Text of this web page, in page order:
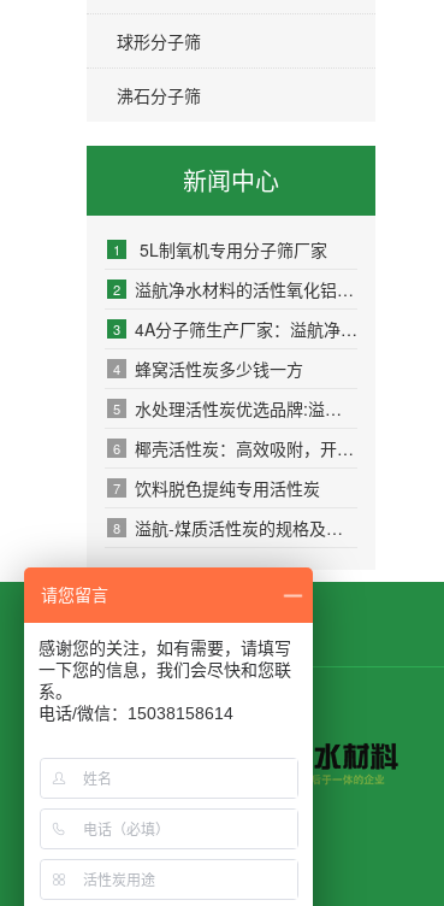
球形分子筛
沸石分子筛
新闻中心
1 5L制氧机专用分子筛厂家
2 溢航净水材料的活性氧化铝球种类及用途
3 4A分子筛生产厂家：溢航净水材料
4 蜂窝活性炭多少钱一方
5 水处理活性炭优选品牌:溢航净水材料
6 椰壳活性炭：高效吸附，开启多元净化新篇章
7 饮料脱色提纯专用活性炭
8 溢航-煤质活性炭的规格及用途优势
请您留言
感谢您的关注，如有需要，请填写
一下您的信息，我们会尽快和您联
系。
电话/微信：15038158614